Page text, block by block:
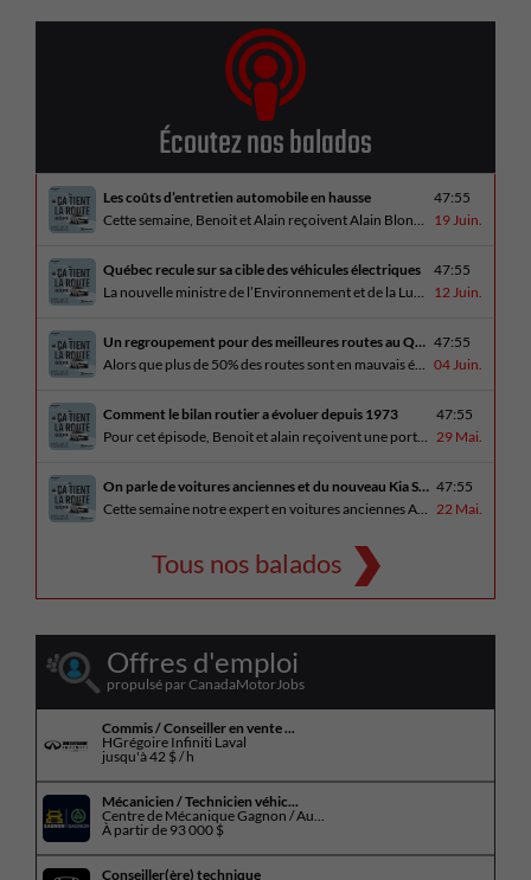
Écoutez nos balados
Les coûts d’entretien automobile en hausse
Cette semaine, Benoit et Alain reçoivent Alain Blondeau, propriétaire d’un atelier mécanique qui parle de la nouvelle réalité des coûts d’entretien en automobile. En essai routier, Alain a cinq propositions estivales et Benoit a pris la route avec une BMW i4 M60 pour ce dernier épisode de la saison. Bon été à tous!
47:55
19 Juin.
Québec recule sur sa cible des véhicules électriques
La nouvelle ministre de l’Environnement et de la Lutte contre les changements climatiques, Pascale Déry, doit confirmer que les VZE représenteront désormais 80% des ventes de véhicules neufs en 2035. Benoit et Alain en discutent avec Daniel Breton. Ils reçoivent également Bertrand Godin, qui parle d’Élégance Trois-Rivières. En essai routier Alain a roulé le Mitsubishi [...]
47:55
12 Juin.
Un regroupement pour des meilleures routes au Québec
Alors que plus de 50% des routes sont en mauvais état, le regroupement pour des meilleures routes au Québec voit le jour. Dans cet épisode, Benoit et Alain discutent avec Me Caroline Amireault, directrice générale de l’Association des constructeurs de routes et grands travaux du Québec. En essai routier Alain prend la route avec le [...]
47:55
04 Juin.
Comment le bilan routier a évoluer depuis 1973
Pour cet épisode, Benoit et alain reçoivent une porte parole de la SAAQ, Geneviève Côté, qui parle de l’actuelle campagne publicitaire au sujet du bilan routier et des gestes concrets pour diminuer les décès sur nos routes. On parle aussi au président de Lexus Canada, Martin Gilbert, de la nouvelle Lexus ES. En essai routier, [...]
47:55
29 Mai.
On parle de voitures anciennes et du nouveau Kia Seltos 2027
Cette semaine notre expert en voitures anciennes André Fitzback vient donner des trucs pour ne pas perdre ses enjoliveurs sur nos vieilles voitures. Benoit revient de la Corée du Sud et nous offre un essai exclusif du Kia Seltos 2027 qui arrive plus tard cet été et Alain a fait l’essai du Toyota Tundra hybride.
47:55
22 Mai.
Tous nos balados
Offres d'emploi
propulsé par CanadaMotorJobs
Commis / Conseiller en vente ...
HGrégoire Infiniti Laval
jusqu'à42 $ / h
Mécanicien / Technicien véhic...
Centre de Mécanique Gagnon / Au...
À partir de 93 000 $
Conseiller(ère) technique